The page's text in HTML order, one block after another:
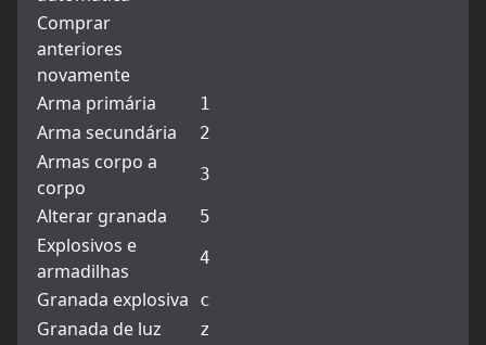
Comprar
anteriores
novamente
Arma primária
1
Arma secundária 2
Armas corpo a
corpo
3
Alterar granada 5
Explosivos e
armadilhas
4
Granada explosiva c
Granada de luz z